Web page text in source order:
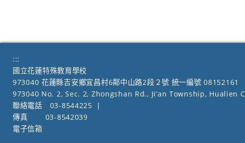
:::
國立花蓮特殊教育學校
973040 花蓮縣吉安鄉宜昌村6鄰中山路2段２號 統一編號 08152161
973040 No. 2, Sec. 2, Zhongshan Rd., Ji’an Township, Hualien
聯絡電話
03-8544225
|
傳真
03-8542039
電子信箱